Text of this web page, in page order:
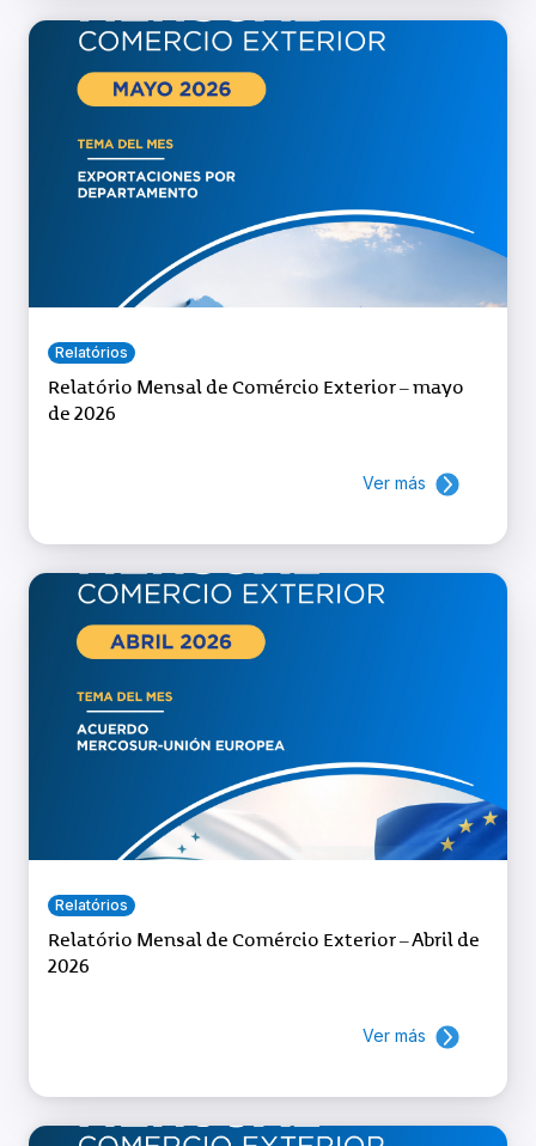
Relatórios
Relatório Mensal de Comércio Exterior – mayo
de 2026
Ver más
Relatórios
Relatório Mensal de Comércio Exterior – Abril de
2026
Ver más